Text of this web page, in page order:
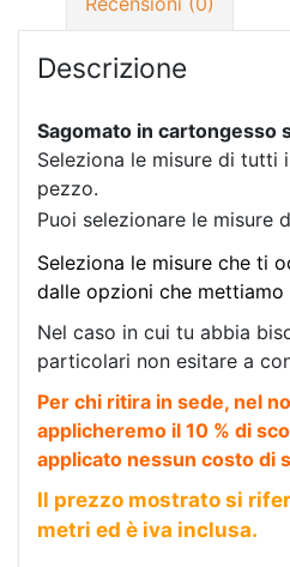
Descrizione
Sagomato in cartongesso
Seleziona le misure di tutti
pezzo.
Puoi selezionare le misure
Seleziona le misure che ti
dalle opzioni che mettiamo
Nel caso in cui tu abbia
particolari non esitare a
Per chi ritira in sede, nel
applicheremo il 10 % di
applicato nessun costo di
Il prezzo mostrato si
metri ed è iva inclusa.